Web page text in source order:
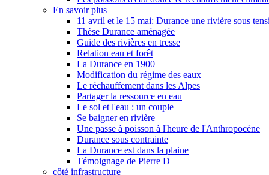
En savoir plus
11 avril et le 15 mai: Durance une rivière sous
Thèse Durance aménagée
Guide des rivières en tresse
Relation eau et forêt
La Durance en 1900
Modification du régime des eaux
Le réchauffement dans les Alpes
Partager la ressource en eau
Le sol et l'eau : un couple
Se baigner en rivière
Une passe à poisson à l'heure de l'Anthropocène
Durance sous contrainte
La Durance est dans la plaine
Témoignage de Pierre D
côté infrastructure